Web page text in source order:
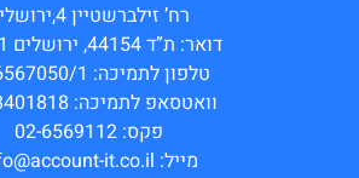
רח’ זילברשטיין 4,ירושלים
דואר: ת”ד 44154, ירושלים 91441
טלפון לתמיכה: 02-6567050/1
וואטסאפ לתמיכה: 0528401818
פקס: 02-6569112
מייל: info@account-it.co.il